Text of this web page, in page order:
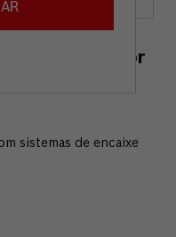
Special for
sistemas de encaixe